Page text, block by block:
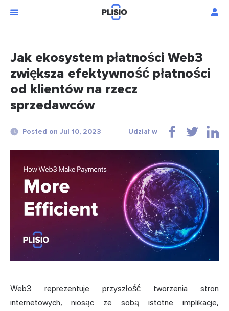
Jak ekosystem płatności Web3
zwiększa efektywność płatności
od klientów na rzecz
sprzedawców
Posted on Jul 10, 2023 Udział w
Web3 reprezentuje przyszłość tworzenia stron
internetowych, niosąc ze sobą istotne implikacje,